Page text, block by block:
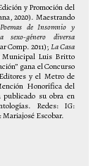
y Promoción del
2020). Maestrando
Poemas de Insomnio y
sexo-género diversa
Comp. 2011);La Casa
Municipal Luis Britto
gana el Concurso
y el Metro de
Honorífica del
publicado su obra en
Redes: IG:
Escobar.